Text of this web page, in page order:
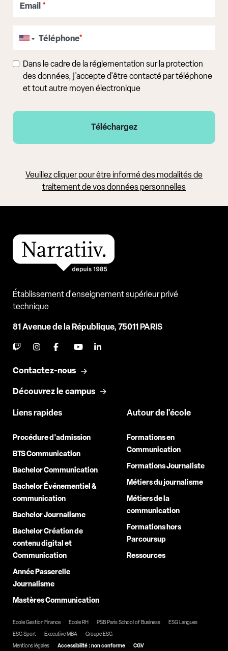
Email *
Téléphone*
Dans le cadre de la réglementation sur la protection
des données, j'accepte d'être contacté par téléphone
et tout autre moyen électronique
Veuillez cliquer pour être informé des modalités de
traitement de vos données personnelles
Établissement d'enseignement supérieur privé
technique
81 Avenue de la République, 75011 PARIS
Contactez-nous
Découvrez le campus
Liens rapides
Procédure d'admission
BTS Communication
Bachelor Communication
Bachelor Événementiel &
communication
Bachelor Journalisme
Bachelor Création de
contenu digital et
Communication
Année Passerelle
Journalisme
Mastères Communication
Autour de l'école
Formations en
Communication
Formations Journaliste
Métiers du journalisme
Métiers de la
communication
Formations hors
Parcoursup
Ressources
Ecole Gestion Finance Ecole RH PSB Paris School of Business
ESG Langues
ESG Sport
Executive MBA
Groupe ESG
Mentions légales
Accessibilité : non conforme CGV